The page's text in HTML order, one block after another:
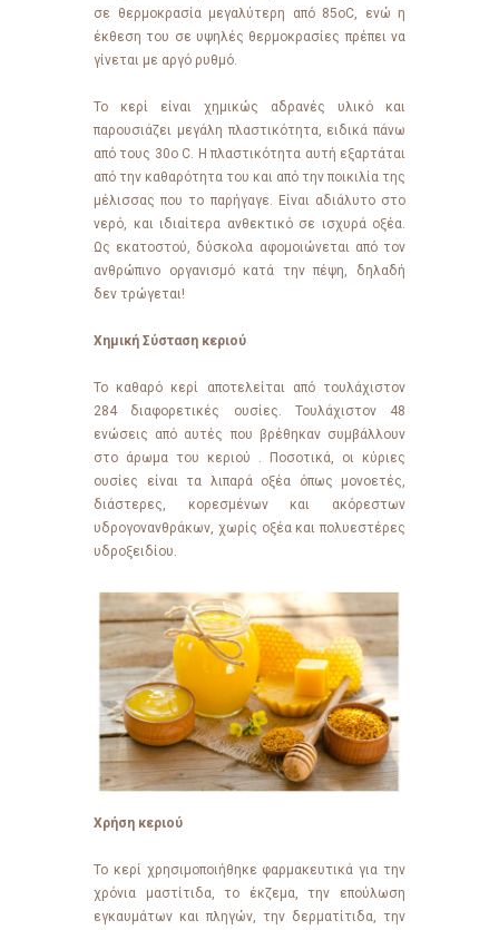
σε θερμοκρασία μεγαλύτερη από 85οC, ενώ η
έκθεση του σε υψηλές θερμοκρασίες πρέπει να
γίνεται με αργό ρυθμό.
Το κερί είναι χημικώς αδρανές υλικό και
παρουσιάζει μεγάλη πλαστικότητα, ειδικά πάνω
από τους 30ο C. Η πλαστικότητα αυτή εξαρτάται
από την καθαρότητα του και από την ποικιλία της
μέλισσας που το παρήγαγε. Είναι αδιάλυτο στο
νερό, και ιδιαίτερα ανθεκτικό σε ισχυρά οξέα.
Ως εκατοστού, δύσκολα αφομοιώνεται από τον
ανθρώπινο οργανισμό κατά την πέψη, δηλαδή
δεν τρώγεται!
Χημική Σύσταση κεριού
Το καθαρό κερί αποτελείται από τουλάχιστον
284 διαφορετικές ουσίες. Τουλάχιστον 48
ενώσεις από αυτές που βρέθηκαν συμβάλλουν
στο άρωμα του κεριού . Ποσοτικά, οι κύριες
ουσίες είναι τα λιπαρά οξέα όπως μονοετές,
διάστερες, κορεσμένων και ακόρεστων
υδρογονανθράκων, χωρίς οξέα και πολυεστέρες
υδροξειδίου.
Χρήση κεριού
Το κερί χρησιμοποιήθηκε φαρμακευτικά για την
χρόνια μαστίτιδα, το έκζεμα, την επούλωση
εγκαυμάτων και πληγών, την δερματίτιδα, την